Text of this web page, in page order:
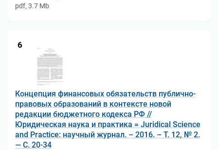
pdf, 3.7 Mb
6
Концепция финансовых обязательств публично-
правовых образований в контексте новой
редакции бюджетного кодекса РФ //
Юридическая наука и практика = Juridical Science
and Practice: научный журнал. – 2016. – Т. 12, № 2.
— С. 20-34